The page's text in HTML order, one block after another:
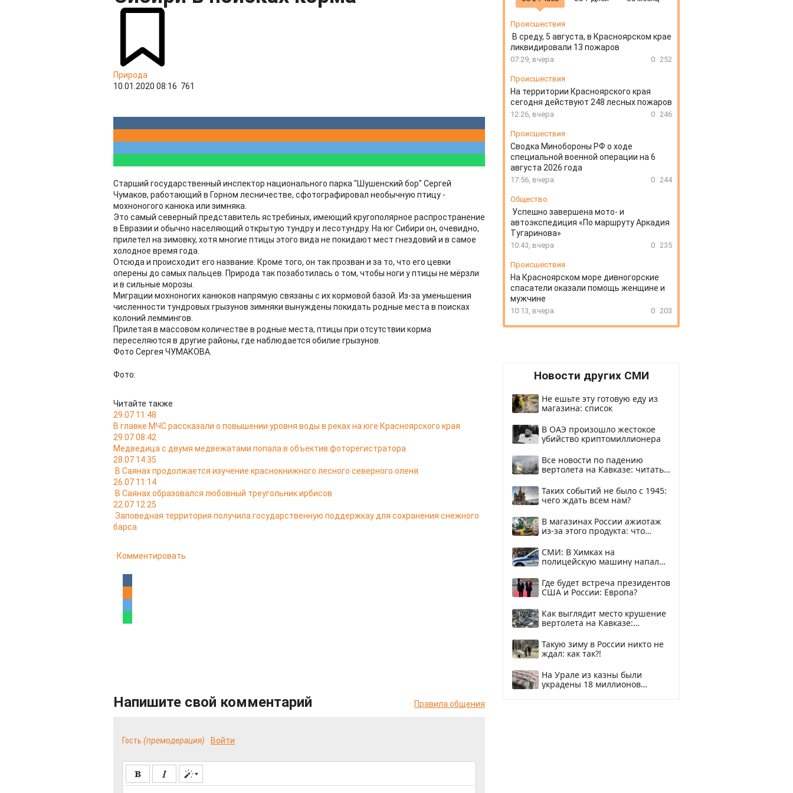
Природа
10.01.2020 08:16 761
Старший государственный инспектор национального парка "Шушенский бор" Сергей
Чумаков, работающий в Горном лесничестве, сфотографировал необычную птицу -
мохноногого канюка или зимняка.
Это самый северный представитель ястребиных, имеющий кругополярное распространение
в Евразии и обычно населяющий открытую тундру и лесотундру. На юг Сибири он, очевидно,
прилетел на зимовку, хотя многие птицы этого вида не покидают мест гнездовий и в самое
холодное время года.
Отсюда и происходит его название. Кроме того, он так прозван и за то, что его цевки
оперены до самых пальцев. Природа так позаботилась о том, чтобы ноги у птицы не мёрзли
и в сильные морозы.
Миграции мохноногих канюков напрямую связаны с их кормовой базой. Из-за уменьшения
численности тундровых грызунов зимняки вынуждены покидать родные места в поисках
колоний леммингов.
Прилетая в массовом количестве в родные места, птицы при отсутствии корма
переселяются в другие районы, где наблюдается обилие грызунов.
Фото Сергея ЧУМАКОВА.
Фото:
Читайте также
29.07 11:48
В главке МЧС рассказали о повышении уровня воды в реках на юге Красноярского края
29.07 08:42
Медведица с двумя медвежатами попала в объектив фоторегистратора
28.07 14:35
В Саянах продолжается изучение краснокнижного лесного северного оленя
26.07 11:14
В Саянах образовался любовный треугольник ирбисов
22.07 12:25
Заповедная территория получила государственную поддержкау для сохранения снежного
барса
Комментировать
Напишите свой комментарий Правила общения
Гость (премодерация) Войти
Происшествия
В среду, 5 августа, в Красноярском крае
ликвидировали 13 пожаров
07:29, вчера 0 252
Происшествия
На территории Красноярского края
сегодня действуют 248 лесных пожаров
12:26, вчера 0 246
Происшествия
Сводка Минобороны РФ о ходе
специальной военной операции на 6
августа 2026 года
17:56, вчера 0 244
Общество
Успешно завершена мото- и
автоэкспедиция «По маршруту Аркадия
Тугаринова»
10:43, вчера 0 235
Происшествия
На Красноярском море дивногорские
спасатели оказали помощь женщине и
мужчине
10:13, вчера 0 203
Новости других СМИ
Не ешьте эту готовую еду из
магазина: список
В ОАЭ произошло жестокое
убийство криптомиллионера
Все новости по падению
вертолета на Кавказе: читать
Таких событий не было с 1945:
чего ждать всем нам?
В магазинах России ажиотаж
из-за этого продукта: что
СМИ: В Химках на
полицейскую машину напали
Где будет встреча президентов
США и России: Европа?
Как выглядит место крушение
вертолета на Кавказе:
Такую зиму в России никто не
ждал: как так?!
На Урале из казны были
украдены 18 миллионов